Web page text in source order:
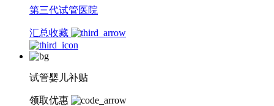
第三代试管医院
汇总收藏
试管婴儿补贴
领取优惠